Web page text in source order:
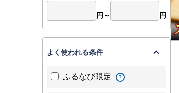
円～ 円
よく使われる条件
ふるなび限定